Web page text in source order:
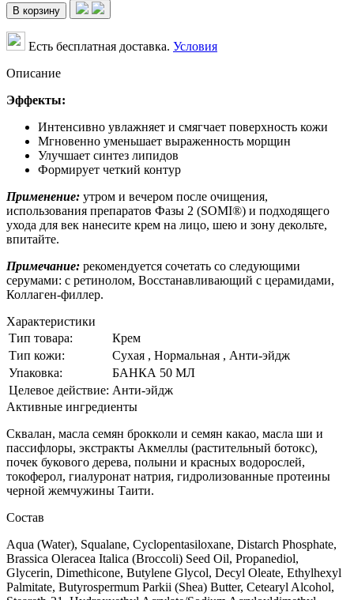
В корзину
Есть бесплатная доставка. Условия
Описание
Эффекты:
Интенсивно увлажняет и смягчает поверхность кожи
Мгновенно уменьшает выраженность морщин
Улучшает синтез липидов
Формирует четкий контур
Применение: утром и вечером после очищения,
использования препаратов Фазы 2 (SOMI®) и подходящего
ухода для век нанесите крем на лицо, шею и зону декольте,
впитайте.
Примечание: рекомендуется сочетать со следующими
серумами: с ретинолом, Восстанавливающий с церамидами,
Коллаген-филлер.
Характеристики
Тип товара:
Крем
Тип кожи:
Сухая , Нормальная , Анти-эйдж
Упаковка:
БАНКА 50 МЛ
Целевое действие: Анти-эйдж
Активные ингредиенты
Сквалан, масла семян брокколи и семян какао, масла ши и
пассифлоры, экстракты Акмеллы (растительный ботокс),
почек букового дерева, полыни и красных водорослей,
токоферол, гиалуронат натрия, гидролизованные протеины
черной жемчужины Таити.
Состав
Aqua (Water), Squalane, Cyclopentasiloxane, Distarch Phosphate,
Brassica Oleracea Italica (Broccoli) Seed Oil, Propanediol,
Glycerin, Dimethicone, Butylene Glycol, Decyl Oleate, Ethylhexyl
Palmitate, Butyrospermum Parkii (Shea) Butter, Cetearyl Alcohol,